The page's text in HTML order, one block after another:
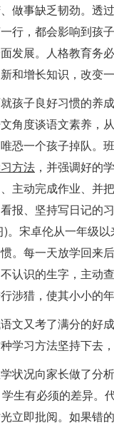
做事缺乏韧劲。透
行，都会影响到孩
发展。人格教育务
和增长知识，改变
孩子良好习惯的养成
角度谈语文素养，从
恐一个孩子掉队。
方法 ，并强调好的
主动完成作业、并
报、坚持写日记的
。宋卓伦从一年级
。每一天放学回来
认识的生字，主动
涉猎，使其小小的
文又考了满分的好
学习方法坚持下去，
状况向家长做了分
生有必须的差异
立即批阅。如果错